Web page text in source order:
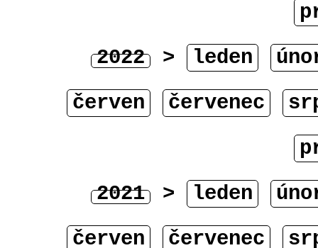
2022 > leden
červen
červenec
2021 > leden
červen
červenec